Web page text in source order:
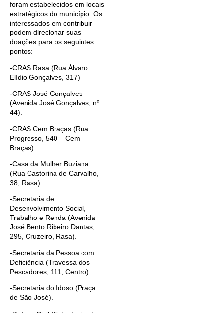
foram estabelecidos em locais
estratégicos do município. Os
interessados em contribuir
podem direcionar suas
doações para os seguintes
pontos:
-CRAS Rasa (Rua Álvaro
Elídio Gonçalves, 317)
-CRAS José Gonçalves
(Avenida José Gonçalves, nº
44).
-CRAS Cem Braças (Rua
Progresso, 540 – Cem
Braças).
-Casa da Mulher Buziana
(Rua Castorina de Carvalho,
38, Rasa).
-Secretaria de
Desenvolvimento Social,
Trabalho e Renda (Avenida
José Bento Ribeiro Dantas,
295, Cruzeiro, Rasa).
-Secretaria da Pessoa com
Deficiência (Travessa dos
Pescadores, 111, Centro).
-Secretaria do Idoso (Praça
de São José).